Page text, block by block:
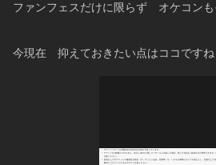
ファンフェスだけに限らず　オケコンも
今現在　抑えておきたい点はココですね